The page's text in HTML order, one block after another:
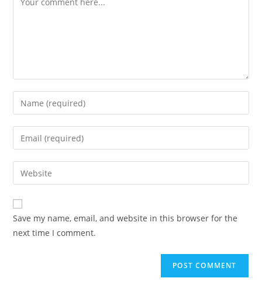
Save my name, email, and website in this browser for the
next time I comment.